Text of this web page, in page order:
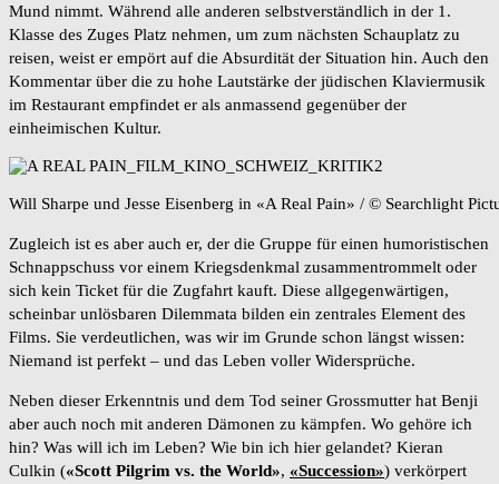
Mund nimmt. Während alle anderen selbstverständlich in der 1.
Klasse des Zuges Platz nehmen, um zum nächsten Schauplatz zu
reisen, weist er empört auf die Absurdität der Situation hin. Auch den
Kommentar über die zu hohe Lautstärke der jüdischen Klaviermusik
im Restaurant empfindet er als anmassend gegenüber der
einheimischen Kultur.
Will Sharpe und Jesse Eisenberg in «A Real Pain» / © Searchlight
Zugleich ist es aber auch er, der die Gruppe für einen humoristischen
Schnappschuss vor einem Kriegsdenkmal zusammentrommelt oder
sich kein Ticket für die Zugfahrt kauft. Diese allgegenwärtigen,
scheinbar unlösbaren Dilemmata bilden ein zentrales Element des
Films. Sie verdeutlichen, was wir im Grunde schon längst wissen:
Niemand ist perfekt – und das Leben voller Widersprüche.
Neben dieser Erkenntnis und dem Tod seiner Grossmutter hat Benji
aber auch noch mit anderen Dämonen zu kämpfen. Wo gehöre ich
hin? Was will ich im Leben? Wie bin ich hier gelandet? Kieran
Culkin («Scott Pilgrim vs. the World», «Succession») verkörpert